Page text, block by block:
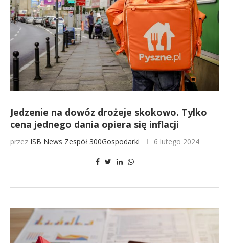
Jedzenie na dowóz drożeje skokowo. Tylko
cena jednego dania opiera się inflacji
przez ISB News Zespół 300Gospodarki 6 lutego 2024